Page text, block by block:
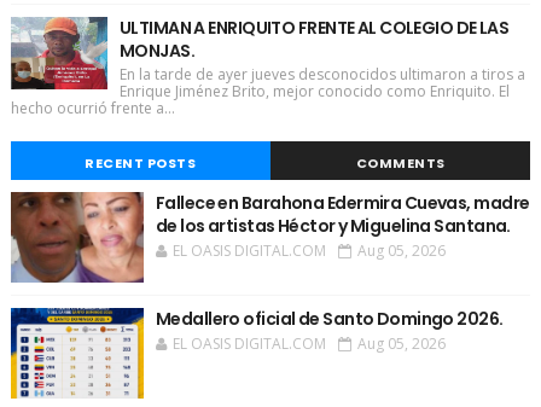
ULTIMAN A ENRIQUITO FRENTE AL COLEGIO DE LAS
MONJAS.
En la tarde de ayer jueves desconocidos ultimaron a tiros a
Enrique Jiménez Brito, mejor conocido como Enriquito. El
hecho ocurrió frente a...
RECENT POSTS COMMENTS
Fallece en Barahona Edermira Cuevas, madre
de los artistas Héctor y Miguelina Santana.
EL OASIS DIGITAL.COM Aug 05, 2026
Medallero oficial de Santo Domingo 2026.
EL OASIS DIGITAL.COM Aug 05, 2026